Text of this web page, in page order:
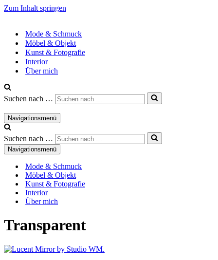
Zum Inhalt springen
Mode & Schmuck
Möbel & Objekt
Kunst & Fotografie
Interior
Über mich
Suchen nach …
Navigationsmenü
Suchen nach …
Navigationsmenü
Mode & Schmuck
Möbel & Objekt
Kunst & Fotografie
Interior
Über mich
Transparent